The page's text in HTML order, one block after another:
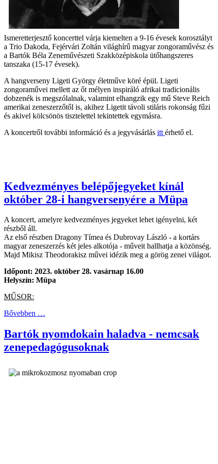
Ismeretterjesztő koncerttel várja kiemelten a 9-16 évesek korosztályt
a Trio Dakoda, Fejérvári Zoltán világhírű magyar zongoraművész és
a Bartók Béla Zeneművészeti Szakközépiskola ütőhangszeres
tanszaka (15-17 évesek).
A hangverseny Ligeti György életműve köré épül. Ligeti
zongoraművei mellett az őt mélyen inspiráló afrikai tradicionális
dobzenék is megszólalnak, valamint elhangzik egy mű Steve Reich
amerikai zeneszerzőtől is, akihez Ligetit távoli stiláris rokonság fűzi
és akivel kölcsönös tisztelettel tekintettek egymásra.
A koncertről további információ és a jegyvásárlás itt érhető el.
Kedvezményes belépőjegyeket kínál
október 28-i hangversenyére a Müpa
A koncert, amelyre kedvezményes jegyeket lehet igényelni, két
részből áll.
Az első részben Dragony Tímea és Dubrovay László - a kortárs
magyar zeneszerzés két jeles alkotója - műveit hallhatja a közönség.
Majd Mikisz Theodorakisz művei idézik meg a görög zenei világot.
Időpont: 2023. október 28. vasárnap 16.00
Helyszín: Müpa
MŰSOR:
Bővebben …
Bartók nyomdokain haladva - nemcsak
zenepedagógusoknak